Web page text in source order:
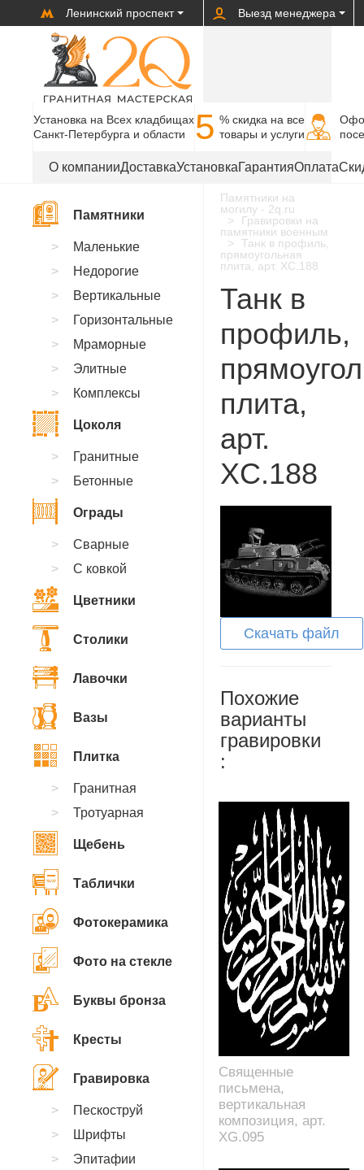
Ленинский проспект Выезд менеджера
Установка на Всех кладбищах
Санкт-Петербурга и области
5 % cкидка на все
товары и услуги
О компанииДоставкаУстановкаГарантияОплата
Памятники на
могилу - 2q.ru
Гравировки на
памятники военным
Танк в профиль,
прямоугольная
плита, арт. XC.188
Танк в
профиль,
плита,
арт.
XC.188
Скачать файл
Похожие
варианты
гравировки
:
Священные
письмена,
вертикальная
композиция, арт.
XG.095
Памятники
Маленькие
Недорогие
Вертикальные
Горизонтальные
Мраморные
Элитные
Комплексы
Цоколя
Гранитные
Бетонные
Ограды
Сварные
С ковкой
Цветники
Столики
Лавочки
Вазы
Плитка
Гранитная
Тротуарная
Щебень
Таблички
Фотокерамика
Фото на стекле
Буквы бронза
Кресты
Гравировка
Пескоструй
Шрифты
Эпитафии